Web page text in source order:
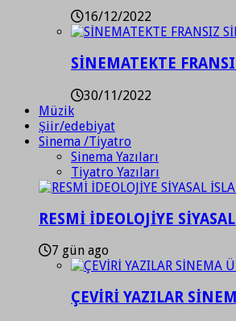
16/12/2022
SİNEMATEKTE
30/11/2022
Müzik
Şiir/edebiyat
Sinema /Tiyatro
Sinema Yazıları
Tiyatro Yazıları
RESMİ İDEOLOJİYE
7 gün ago
ÇEVİRİ YAZILAR